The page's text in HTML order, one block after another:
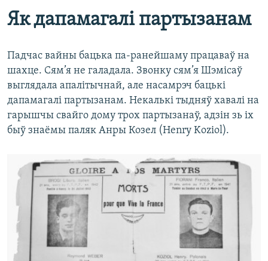
Як дапамагалі партызанам
Падчас вайны бацька па-ранейшаму працаваў на
шахце. Сям’я не галадала. Звонку сям’я Шэмісаў
выглядала апалітычнай, але насамрэч бацькі
дапамагалі партызанам. Некалькі тыдняў хавалі на
гарышчы свайго дому трох партызанаў, адзін зь іх
быў знаёмы паляк Анры Козел (Henry Koziol).